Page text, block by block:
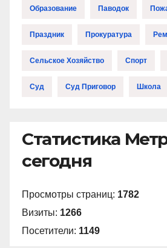
Образование Паводок
Праздник Прокуратура
Сельское Хозяйство Спорт
Суд Суд Приговор Школа
Статистика
сегодня
Просмотры страниц: 1782
Визиты: 1266
Посетители: 1149